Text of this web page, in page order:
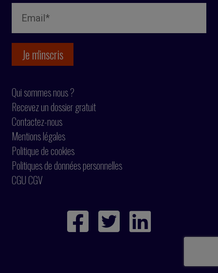
Qui sommes nous ?
Recevez un dossier gratuit
Contactez-nous
Mentions légales
Politique de cookies
Politiques de données personnelles
CGU CGV